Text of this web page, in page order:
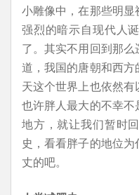
小雕像中，在那些明
强烈的暗示自现代人
了。其实不用回到那
道，我国的唐朝和西
天这个世界上也依然有
也许胖人最大的不幸
地方，就让我们暂时
史，看看胖子的地位
丈的吧。